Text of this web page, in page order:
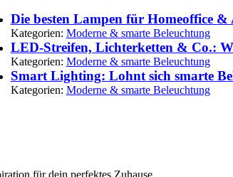
Die besten Lampen für Homeoffice &
Kategorien: Moderne & smarte Beleuchtung
LED-Streifen, Lichterketten & Co.:
Kategorien: Moderne & smarte Beleuchtung
Smart Lighting: Lohnt sich smarte
Kategorien: Moderne & smarte Beleuchtung
für dein perfektes Zuhause.